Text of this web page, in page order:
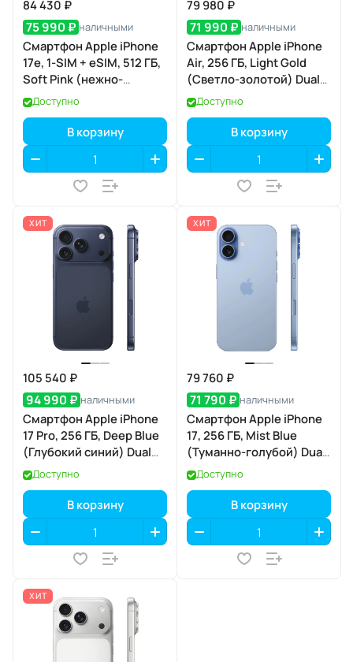
84 430 ₽
75 990 ₽ наличными
Смартфон Apple iPhone
17e, 1-SIM + eSIM, 512 ГБ,
Soft Pink (нежно-
розовый)
Доступно
В корзину
79 980 ₽
71 990 ₽ наличными
Смартфон Apple iPhone
Air, 256 ГБ, Light Gold
(Светло-золотой) Dual
eSIM
Доступно
В корзину
ХИТ
105 540 ₽
94 990 ₽ наличными
Смартфон Apple iPhone
17 Pro, 256 ГБ, Deep Blue
(Глубокий синий) Dual
eSIM
Доступно
В корзину
ХИТ
79 760 ₽
71 790 ₽ наличными
Смартфон Apple iPhone
17, 256 ГБ, Mist Blue
(Туманно-голубой) Dual
eSIM
Доступно
В корзину
ХИТ